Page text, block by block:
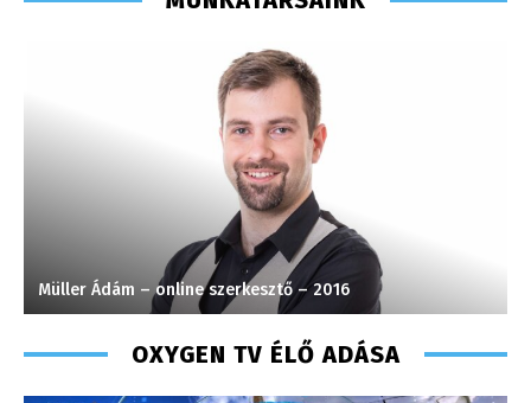
Müller Ádám – online szerkesztő – 2016
OXYGEN TV ÉLŐ ADÁSA